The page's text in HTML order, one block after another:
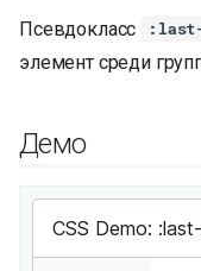
л
з
Псевдокласс
элемент среди
Демо